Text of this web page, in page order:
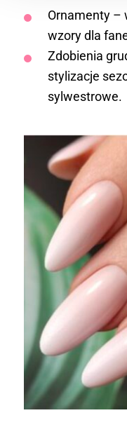
Ornamenty –
wzory dla
Zdobienia
stylizacje
sylwestrowe.